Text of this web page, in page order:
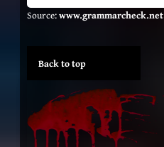
Source:www.grammarcheck.net
Back to top